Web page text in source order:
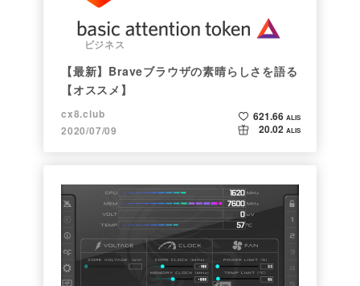
ビジネス
【最新】Braveブラウザの素晴らしさを語る
【オススメ】
cx8.club
2020/07/09
621.66 ALIS
20.02 ALIS